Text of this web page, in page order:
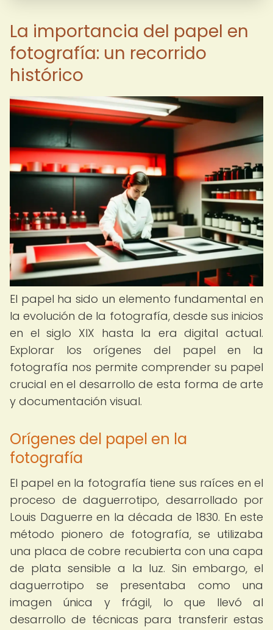
La importancia del papel en
fotografía: un recorrido
histórico
El papel ha sido un elemento fundamental en
la evolución de la fotografía, desde sus inicios
en el siglo XIX hasta la era digital actual.
Explorar los orígenes del papel en la
fotografía nos permite comprender su papel
crucial en el desarrollo de esta forma de arte
y documentación visual.
Orígenes del papel en la
fotografía
El papel en la fotografía tiene sus raíces en el
proceso de daguerrotipo, desarrollado por
Louis Daguerre en la década de 1830. En este
método pionero de fotografía, se utilizaba
una placa de cobre recubierta con una capa
de plata sensible a la luz. Sin embargo, el
daguerrotipo se presentaba como una
imagen única y frágil, lo que llevó al
desarrollo de técnicas para transferir estas